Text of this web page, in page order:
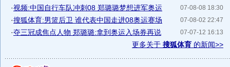
07-08-08 18:30
·视频:中国自行车队冲刺08 郑璐璐梦想进军奥运
07-08-02 22:47
·搜狐体育:男篮后卫 谁代表中国走进08奥运赛场
07-07-12 16:13
·夺三冠成焦点人物 郑璐璐:拿到奥运入场券再说
更多关于 搜狐体育 的新闻>>